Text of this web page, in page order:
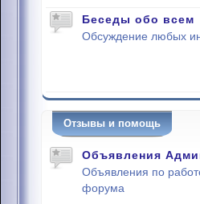
Беседы обо всем
Обсуждение любых
Отзывы и помощь
Объявления
Объявления по
форума